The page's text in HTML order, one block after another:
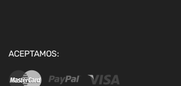
ACEPTAMOS: